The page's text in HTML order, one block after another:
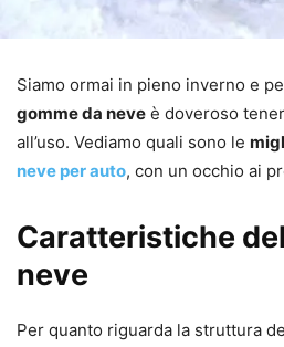
Siamo ormai in pieno inverno e
gomme da neve è doveroso
all’uso. Vediamo quali sono le
neve per auto, con un occhio ai
Caratteristiche
neve
Per quanto riguarda la struttura